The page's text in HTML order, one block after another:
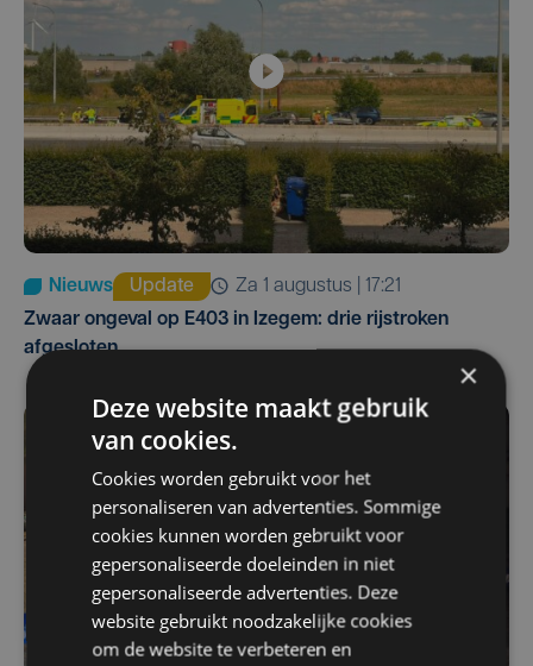
Nieuws Update
za 1 augustus | 17:21
Zwaar ongeval op E403 in Izegem: drie rijstroken
afgesloten
×
Deze website maakt gebruik
van cookies.
Cookies worden gebruikt voor het
personaliseren van advertenties. Sommige
cookies kunnen worden gebruikt voor
gepersonaliseerde doeleinden in niet
gepersonaliseerde advertenties. Deze
website gebruikt noodzakelijke cookies
om de website te verbeteren en